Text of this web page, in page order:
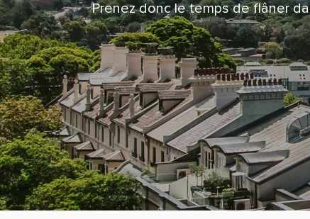
Prenez donc le temps de flâner